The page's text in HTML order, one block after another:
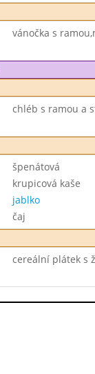
vánočka s
chléb s ramou a
špenátová
krupicová kaše
jablko
čaj
cereální plátek s